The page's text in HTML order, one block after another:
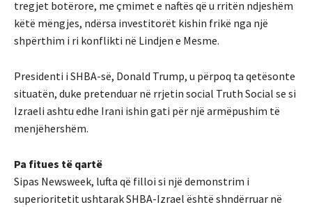
tregjet botërore, me çmimet e naftës që u rritën ndjeshëm
këtë mëngjes, ndërsa investitorët kishin frikë nga një
shpërthim i ri konflikti në Lindjen e Mesme.
Presidenti i SHBA-së, Donald Trump, u përpoq ta qetësonte
situatën, duke pretenduar në rrjetin social Truth Social se si
Izraeli ashtu edhe Irani ishin gati për një armëpushim të
menjëhershëm.
Pa fitues të qartë
Sipas Newsweek, lufta që filloi si një demonstrim i
superioritetit ushtarak SHBA-Izrael është shndërruar në